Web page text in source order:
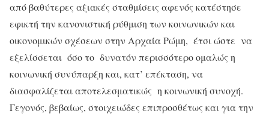
από βαθύτερες αξιακές σταθμίσεις αφενός κατέστησε
εφικτή την κανονιστική ρύθμιση των κοινωνικών και
οικονομικών σχέσεων στην Αρχαία Ρώμη, έτσι ώστε να
εξελίσσεται όσο το δυνατόν περισσότερο ομαλώς η
κοινωνική συνύπαρξη και, κατ’ επέκταση, να
διασφαλίζεται αποτελεσματικώς η κοινωνική συνοχή.
Γεγονός, βεβαίως, στοιχειώδες επιπροσθέτως και για την